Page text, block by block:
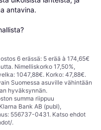
antavina.
6 erässä: 5 erää à 174,65€
Nimelliskorko 17,50%,
1047,88€. Korko: 47,88€.
Suomessa asuville vähintään
hyväksynnän.
summa riippuu
Bank AB (publ),
556737-0431. Katso ehdot
.